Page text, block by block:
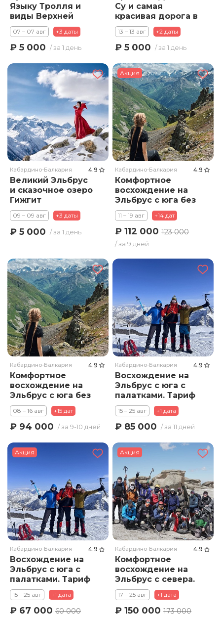
Языку Тролля и
виды Верхней
Балкарии
07 – 07 авг +3 даты
₽ 5 000 / за 1 день
Су и самая
красивая дорога в
России
13 – 13 авг +2 даты
₽ 5 000 / за 1 день
Кабардино-Балкария 4.9
Великий Эльбрус
и сказочное озеро
Гижгит
09 – 09 авг +3 даты
₽ 5 000 / за 1 день
Акция
Кабардино-Балкария 4.9
Комфортное
восхождение на
Эльбрус с юга без
тяжелых
рюкзаков. Тариф
Премиум
11 – 19 авг +14 дат
₽ 112 000123 000
/ за 9 дней
Кабардино-Балкария 4.9
Комфортное
восхождение на
Эльбрус с юга без
тяжелых
рюкзаков. Тариф
Стандарт
08 – 16 авг +15 дат
₽ 94 000 / за 9-10 дней
Кабардино-Балкария 4.9
Восхождение на
Эльбрус с юга с
палатками. Тариф
Премиум
15 – 25 авг +1 дата
₽ 85 000 / за 11 дней
Акция
Кабардино-Балкария 4.9
Восхождение на
Эльбрус с юга с
палатками. Тариф
Стандарт
15 – 25 авг +1 дата
₽ 67 000 60 000
Акция
Кабардино-Балкария 4.9
Комфортное
восхождение на
Эльбрус с севера.
Тариф Премиум
17 – 25 авг +1 дата
₽ 150 000173 000